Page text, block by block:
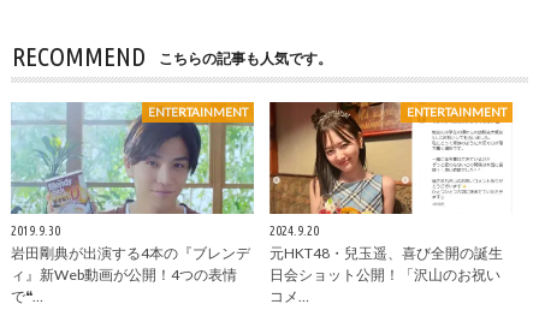
RECOMMEND こちらの記事も人気です。
ENTERTAINMENT
2019.9.30
岩田剛典が出演する4本の『ブレンデ
ィ』新Web動画が公開！4つの表情
で❝…
ENTERTAINMENT
2024.9.20
元HKT48・兒玉遥、喜び全開の誕生
日会ショット公開！「沢山のお祝い
コメ…